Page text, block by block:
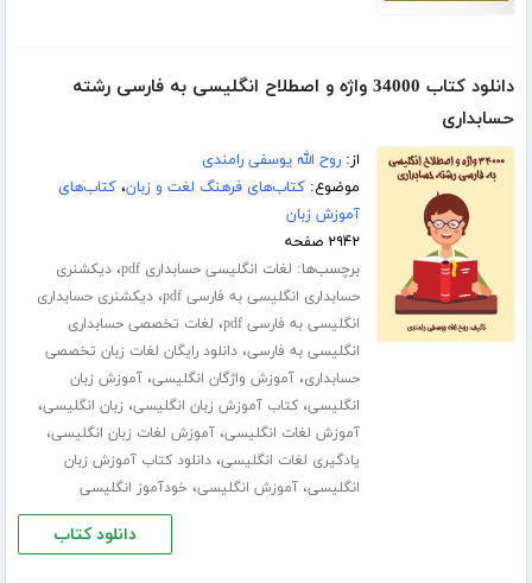
دانلود کتاب 34000 واژه و اصطلاح انگلیسی به فارسی رشته
حسابداری
از:روح الله یوسفی رامندی
موضوع:کتاب‌های فرهنگ لغت و زبان،کتاب‌های
آموزش زبان
۲۹۴۲ صفحه
برچسب‌ها: لغات انگلیسی حسابداری pdf ،دیکشنری
حسابداری انگلیسی به فارسی pdf
،دیکشنری حسابداری
انگلیسی به فارسی pdf
، لغات تخصصی حسابداری
انگلیسی به فارسی،دانلود رایگان لغات زبان تخصصی
حسابداری،آموزش واژگان انگلیسی،آموزش زبان
انگلیسی،کتاب آموزش زبان انگلیسی، زبان انگلیسی،
آموزش لغات انگلیسی،آموزش لغات زبان انگلیسی،
یادگیری لغات انگلیسی،دانلود کتاب آموزش زبان
انگلیسی،آموزش انگلیسی، خودآموز انگلیسی
دانلود کتاب